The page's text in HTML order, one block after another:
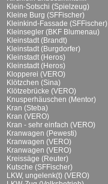
Klein-Sotschi (Spielzeug)
Kleine Burg (SFFischer)
Kleinkind-Fassade (SFFischer)
Kleinsegler (BKF Blumenau)
Kleinstadt (Brandt)
Kleinstadt (Burgdorfer)
Kleinstadt (Heros)
Kleinstadt (Heros)
Klopperei (VERO)
Klötzchen (Sina)
Klötzebrücke (VERO)
Knusperhäuschen (Mentor)
Kran (Steba)
Kran (VERO)
Kran - sehr einfach (VERO)
Kranwagen (Pewesti)
Kranwagen (VERO)
Kranwagen (VERO)
Kreissäge (Reuter)
Kutsche (SFFischer)
LKW, ungelenk(t) (VERO)